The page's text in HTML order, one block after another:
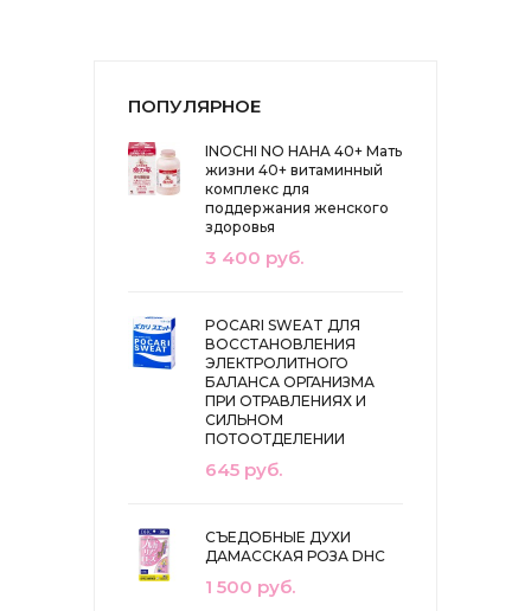
ПОПУЛЯРНОЕ
INOCHI NO HAHA 40+ Мать
жизни 40+ витаминный
комплекс для
поддержания женского
здоровья
3 400 руб.
POCARI SWEAT ДЛЯ
ВОССТАНОВЛЕНИЯ
ЭЛЕКТРОЛИТНОГО
БАЛАНСА ОРГАНИЗМА
ПРИ ОТРАВЛЕНИЯХ И
СИЛЬНОМ
ПОТООТДЕЛЕНИИ
645 руб.
СЪЕДОБНЫЕ ДУХИ
ДАМАССКАЯ РОЗА DHC
1 500 руб.